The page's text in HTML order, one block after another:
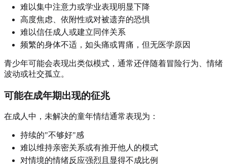
难以集中注意力或学业表现明显下降
高度焦虑、依附性或对被遗弃的恐惧
难以信任成人或建立同伴关系
频繁的身体不适，如头痛或胃痛，但无医学原因
青少年可能会表现出类似模式，通常还伴随着冒险行为、情绪
波动或社交孤立。
可能在成年期出现的征兆
在成人中，未解决的童年情结通常表现为：
持续的"不够好"感
难以维持亲密关系或有推开他人的模式
对情境的情绪反应强烈且显得不成比例